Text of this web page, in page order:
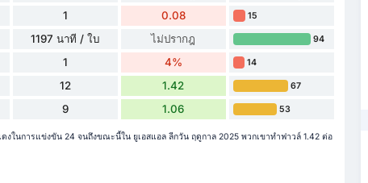
1 0.08 15
1197 นาที / ใบ ไม่ปรากฎ 94
1 4% 14
12 1.42 67
9 1.06 53
งในการแข่งขัน 24 จนถึงขณะนี้ใน ยูเอสแอล ลีกวัน ฤดูกาล 2025 พวกเขาทำฟาวล์ 1.42 ต่อ